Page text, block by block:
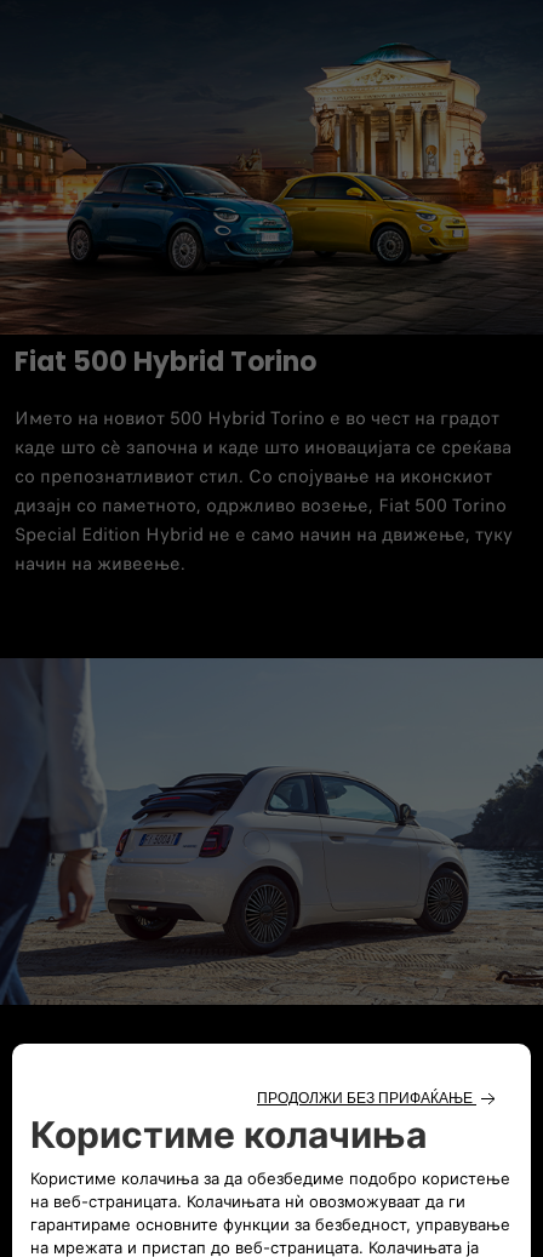
Fiat 500 Hybrid Torino
Името на новиот 500 Hybrid Torino е во чест на градот
каде што сè започна и каде што иновацијата се среќава
со препознатливиот стил. Со спојување на иконскиот
дизајн со паметното, одржливо возење, Fiat 500 Torino
Special Edition Hybrid не е само начин на движење, туку
начин на живеење.
Fiat 500 Hybrid Dolcevita​
Designed to turn heads and elevate every journey, the new
Fiat 500 Hybrid Dolcevita it’s more than a car: it’s a moment,
a mood, a season to live.